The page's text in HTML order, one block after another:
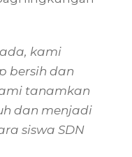
kami
bersih dan
tanamkan
dan menjadi
siswa SDN